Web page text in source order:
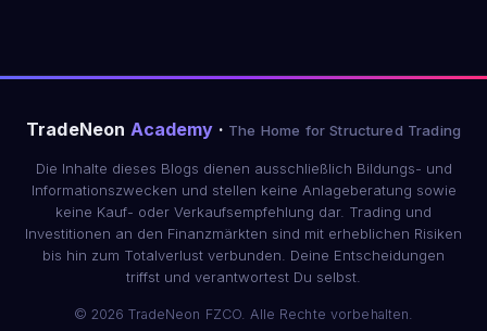
TradeNeon Academy · The Home for Structured Trading
Die Inhalte dieses Blogs dienen ausschließlich Bildungs- und
Informationszwecken und stellen keine Anlageberatung sowie
keine Kauf- oder Verkaufsempfehlung dar. Trading und
Investitionen an den Finanzmärkten sind mit erheblichen Risiken
bis hin zum Totalverlust verbunden. Deine Entscheidungen
triffst und verantwortest Du selbst.
© 2026 TradeNeon FZCO. Alle Rechte vorbehalten.